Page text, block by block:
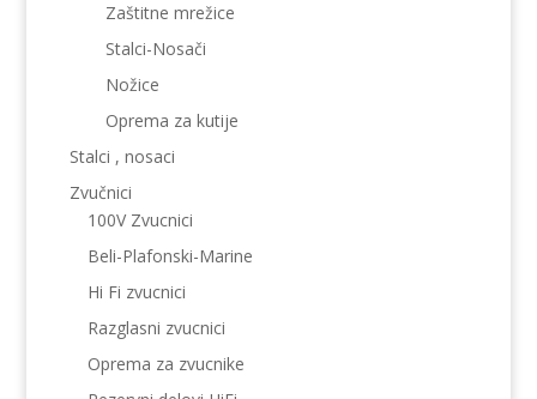
Zaštitne mrežice
Stalci-Nosači
Nožice
Oprema za kutije
Stalci , nosaci
Zvučnici
100V Zvucnici
Beli-Plafonski-Marine
Hi Fi zvucnici
Razglasni zvucnici
Oprema za zvucnike